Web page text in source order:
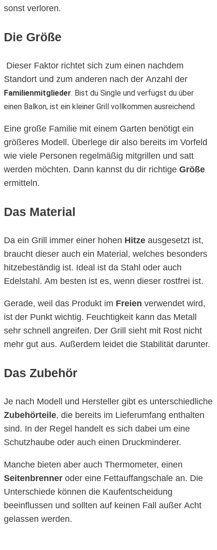
sonst verloren.
Die Größe
Dieser Faktor richtet sich zum einen nachdem
Standort und zum anderen nach der Anzahl der
Familienmitglieder. Bist du Single und verfügst du über
einen Balkon, ist ein kleiner Grill vollkommen ausreichend.
Eine große Familie mit einem Garten benötigt ein
größeres Modell. Überlege dir also bereits im Vorfeld
wie viele Personen regelmäßig mitgrillen und satt
werden möchten. Dann kannst du dir richtige Größe
ermitteln.
Das Material
Da ein Grill immer einer hohen Hitze ausgesetzt ist,
braucht dieser auch ein Material, welches besonders
hitzebeständig ist. Ideal ist da Stahl oder auch
Edelstahl. Am besten ist es, wenn dieser rostfrei ist.
Gerade, weil das Produkt im Freien verwendet wird,
ist der Punkt wichtig. Feuchtigkeit kann das Metall
sehr schnell angreifen. Der Grill sieht mit Rost nicht
mehr gut aus. Außerdem leidet die Stabilität darunter.
Das Zubehör
Je nach Modell und Hersteller gibt es unterschiedliche
Zubehörteile, die bereits im Lieferumfang enthalten
sind. In der Regel handelt es sich dabei um eine
Schutzhaube oder auch einen Druckminderer.
Manche bieten aber auch Thermometer, einen
Seitenbrenner oder eine Fettauffangschale an. Die
Unterschiede können die Kaufentscheidung
beeinflussen und sollten auf keinen Fall außer Acht
gelassen werden.